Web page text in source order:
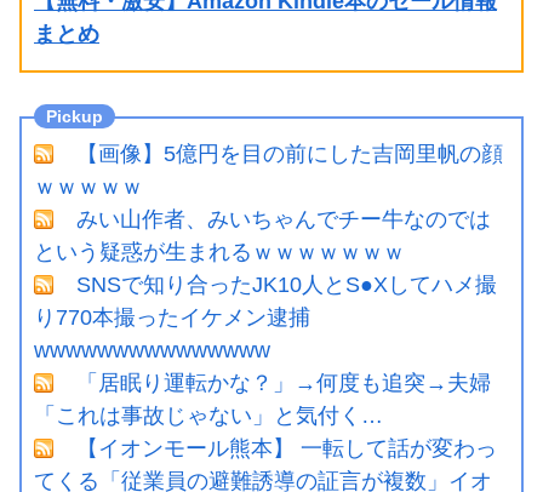
まとめ
【画像】5億円を目の前にした吉岡里帆の顔
ｗｗｗｗｗ
みい山作者、みいちゃんでチー牛なのでは
という疑惑が生まれるｗｗｗｗｗｗｗ
SNSで知り合ったJK10人とS●Xしてハメ撮
り770本撮ったイケメン逮捕
wwwwwwwwwwwwwww
「居眠り運転かな？」→何度も追突→夫婦
「これは事故じゃない」と気付く…
【イオンモール熊本】 一転して話が変わっ
てくる「従業員の避難誘導の証言が複数」イオ